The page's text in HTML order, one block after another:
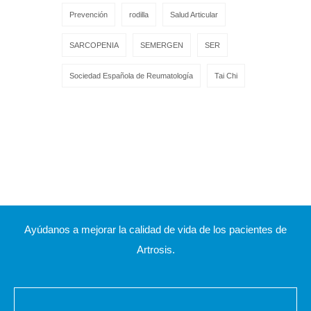
Prevención rodilla Salud Articular
SARCOPENIA SEMERGEN SER
Sociedad Española de Reumatología Tai Chi
Ayúdanos a mejorar la calidad de vida de los pacientes de
Artrosis.